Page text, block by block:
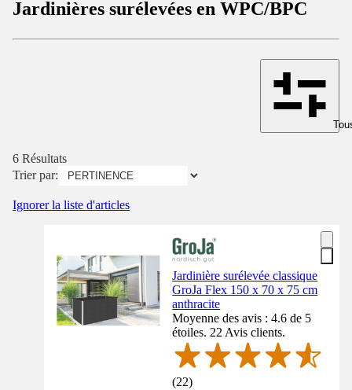
Jardinières surélevées en WPC/BPC
6 Résultats
Trier par:
Ignorer la liste d'articles
Jardinière surélevée classique
GroJa Flex 150 x 70 x 75 cm
anthracite
Moyenne des avis : 4.6 de 5
étoiles. 22 Avis clients.
(22)